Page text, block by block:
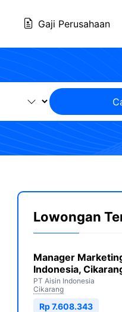
Gaji Perusahaan
Lowongan
Manager
Indonesia,
PT Aisin Indonesia
Cikarang
Rp 7.608.343